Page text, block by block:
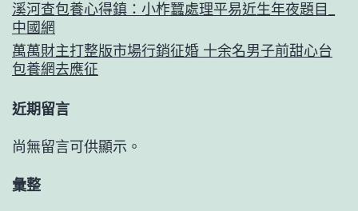
溪河查包養心得鎮：小柞蠶處理平易近生年夜題目_
中國網
萬萬財主打整版市場行銷征婚 十余名男子前甜心台
包養網去應征
近期留言
尚無留言可供顯示。
彙整